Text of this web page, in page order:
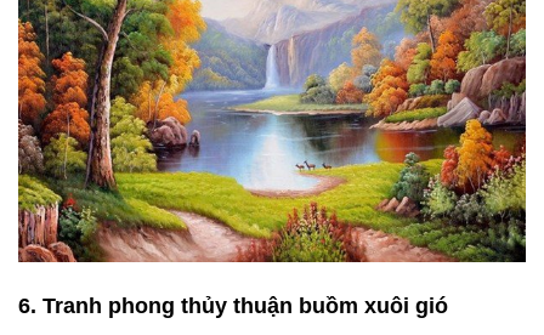
6. Tranh phong thủy thuận buồm xuôi gió